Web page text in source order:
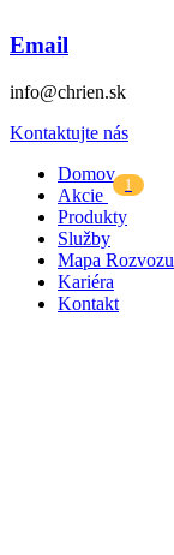
Email
info@chrien.sk
Kontaktujte nás
Domov
Akcie
1
Produkty
Služby
Mapa Rozvozu
Kariéra
Kontakt